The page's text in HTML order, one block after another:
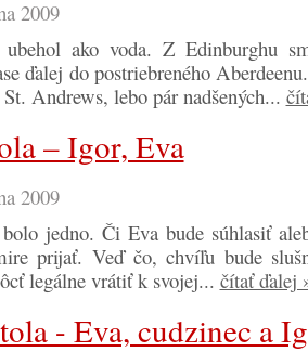
2009
ubehol ako voda. Z Edinburghu
ďalej do postriebreného
Andrews, lebo pár nadšených...
– Igor, Eva
2009
jedno. Či Eva bude súhlasiť
prijať. Veď čo, chvíľu bude
legálne vrátiť k svojej... čítať ďalej
- Eva, cudzinec a